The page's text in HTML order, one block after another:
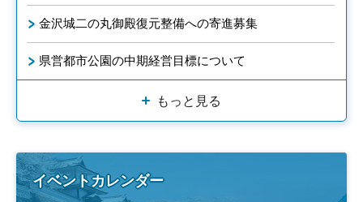
金沢城二の丸御殿復元整備への寄進募集
県営都市公園の中期経営目標について
もっと見る
イベントカレンダー